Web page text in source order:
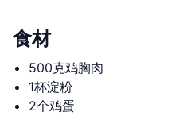
食材
500克鸡胸肉
1杯淀粉
2个鸡蛋